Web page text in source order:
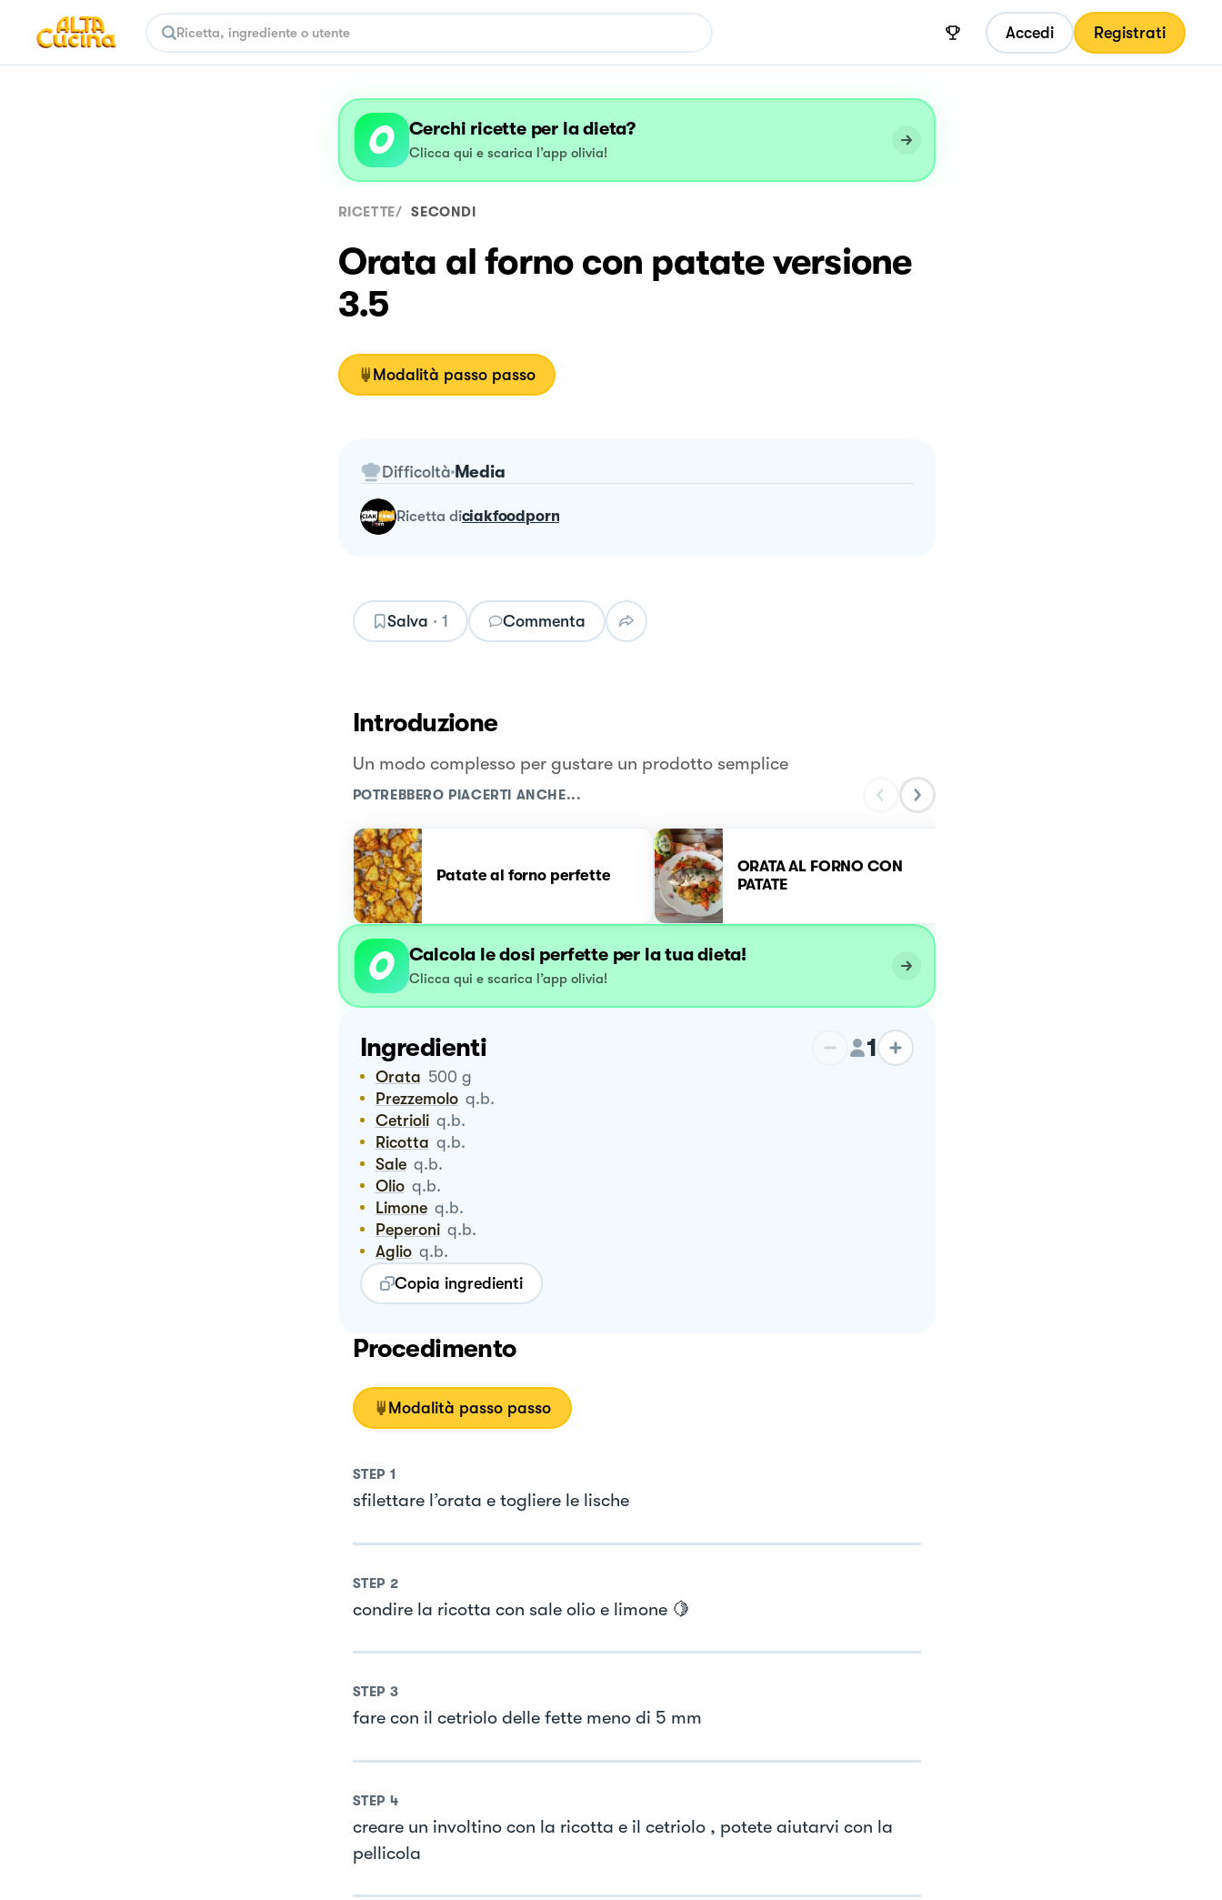
Accedi Registrati
Cerchi ricette per la dieta?
Clicca qui e scarica l’app olivia!
RICETTE/ SECONDI
Orata al forno con patate versione
3.5
Modalità passo passo
Difficoltà Media
ricetta diciakfoodporn
Salva · 1 Commenta
Introduzione
Un modo complesso per gustare un prodotto semplice
POTREBBERO PIACERTI ANCHE...
Patate al forno perfette
ORATA AL FORNO CON
PATATE
Calcola le dosi perfette per la tua dieta!
Clicca qui e scarica l’app olivia!
Ingredienti 1
Orata 500 g
Prezzemolo q.b.
Cetrioli q.b.
Ricotta q.b.
Sale q.b.
Olio q.b.
Limone q.b.
Peperoni q.b.
Aglio q.b.
Copia ingredienti
Procedimento
Modalità passo passo
STEP 1
sfilettare l’orata e togliere le lische
STEP 2
condire la ricotta con sale olio e limone 🍋
STEP 3
fare con il cetriolo delle fette meno di 5 mm
STEP 4
creare un involtino con la ricotta e il cetriolo , potete aiutarvi con la
pellicola